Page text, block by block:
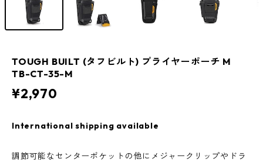
TOUGH BUILT (タフビルト) プライヤーポーチ M
TB-CT-35-M
¥2,970
International shipping available
調節可能なセンターポケットの他にメジャークリップやドラ